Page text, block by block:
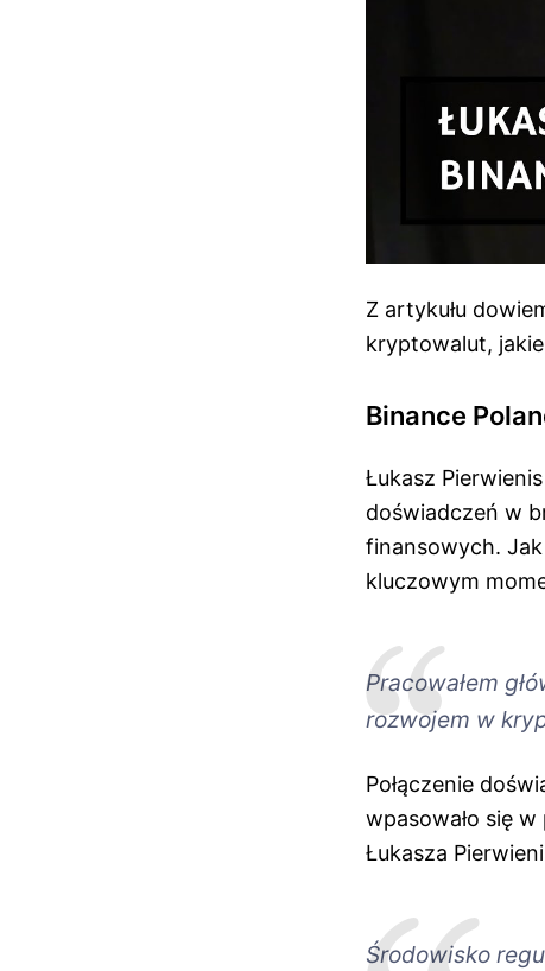
Z artykułu
kryptowalut,
Binance
Łukasz
doświadczeń w
finansowych.
kluczowym
Pracowałem
rozwojem w
Połączenie
wpasowało się
Łukasza
Środowisko